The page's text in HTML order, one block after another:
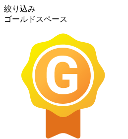
絞り込み
ゴールドスペース